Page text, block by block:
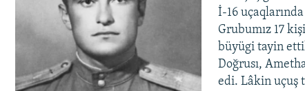
İ-16
Grubumız 17
büyügi tayin
Doğrusı,
edi. Lâkin uçuş